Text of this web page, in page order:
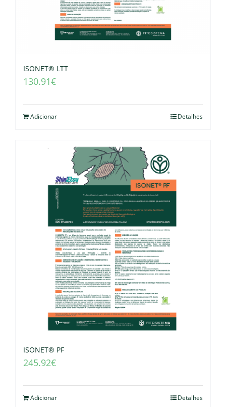
ISONET® LTT
130.91€
Adicionar Detalhes
ISONET® PF
245.92€
Adicionar Detalhes